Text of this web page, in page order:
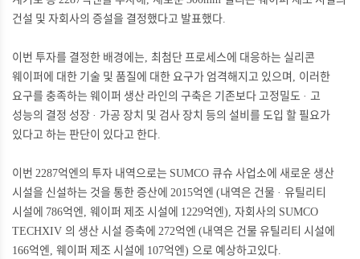
건설 및 자회사의 증설을 결정했다고 발표했다.
이번 투자를 결정한 배경에는, 최첨단 프로세스에 대응하는 실리콘
웨이퍼에 대한 기술 및 품질에 대한 요구가 엄격해지고 있으며 , 이러한
요구를 충족하는 웨이퍼 생산 라인의 구축은 기존보다 고정밀도 · 고
성능의 결정 성장 · 가공 장치 및 검사 장치 등의 설비를 도입 할 필요가
있다고 하는 판단이 있다고 한다.
이번 2287억엔의 투자 내역으로는 SUMCO 큐슈 사업소에 새로운 생산
시설을 신설하는 것을 통한 증산에 2015억엔 (내역은 건물 · 유틸리티
시설에 786억엔, 웨이퍼 제조 시설에 1229억엔), 자회사의 SUMCO
TECHXIV 의 생산 시설 증축에 272억엔 (내역은 건물 유틸리티 시설에
166억엔, 웨이퍼 제조 시설에 107억엔) 으로 예상하고있다.